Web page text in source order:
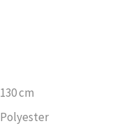
130 cm
Polyester